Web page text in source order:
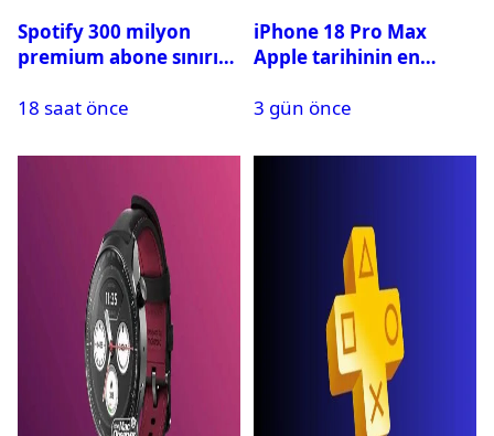
Spotify 300 milyon
premium abone sınırını
18 saat önce
iPhone 18 Pro Max
Apple tarihinin en
3 gün önce